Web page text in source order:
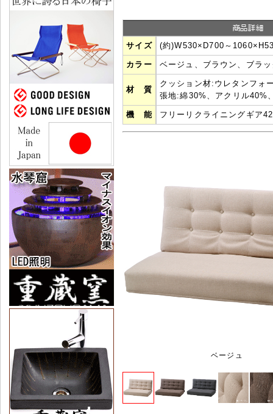
サイズ (約)W530×D700～
カラー ベージュ、ブラウン、ブラ
材 質
クッション材:ウレタンフォ
張地:綿30%、アクリル40%
機 能 フリーリクライニングギア
ベージュ